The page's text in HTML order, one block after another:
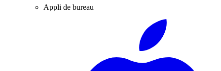
Appli de bureau